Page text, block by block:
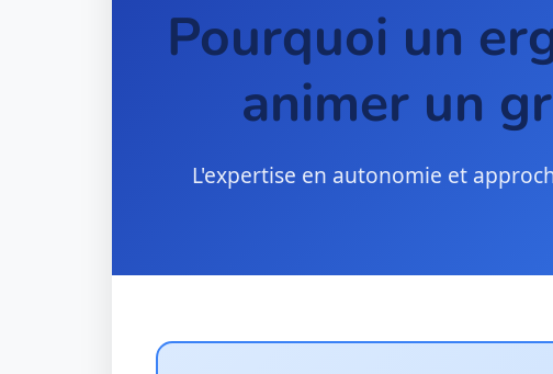
Pourquoi un
animer un
L'expertise en autonomie et